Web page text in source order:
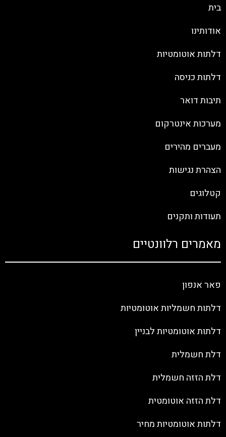
בית
אודותינו
דלתות אוטומטיות
דלתות כניסה
תיבות דואר
מערכות אינטרקום
מעברים מהירים
הצהרת נגישות
קטלוגים
תעודות ותקנים
מאמרים רלוונטיים
פאר אנפון
דלתות חשמליות אוטומטיות
דלתות אוטומטיות לבניין
דלת חשמלית
דלת הזזה חשמלית
דלת הזזה אוטומטית
דלתות אוטומטיות מחיר